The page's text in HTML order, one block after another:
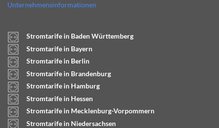
Unternehmensinformationen
Stromtarife in Baden Württemberg
Stromtarife in Bayern
Stromtarife in Berlin
Stromtarife in Brandenburg
Stromtarife in Hamburg
Stromtarife in Hessen
Stromtarife in Mecklenburg-Vorpommern
Stromtarife in Niedersachsen